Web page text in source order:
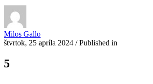
Milos Gallo
štvrtok, 25 apríla 2024 /Published in
5